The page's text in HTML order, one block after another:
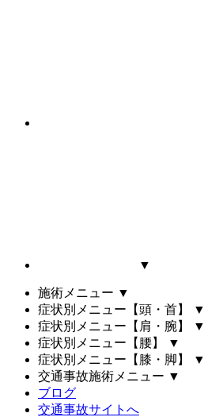
▼
施術メニュー ▼
症状別メニュー【頭・首】
▼
症状別メニュー【肩・腕】
▼
症状別メニュー【腰】
▼
症状別メニュー【膝・脚】
▼
交通事故施術メニュー ▼
ブログ
交通事故サイトへ